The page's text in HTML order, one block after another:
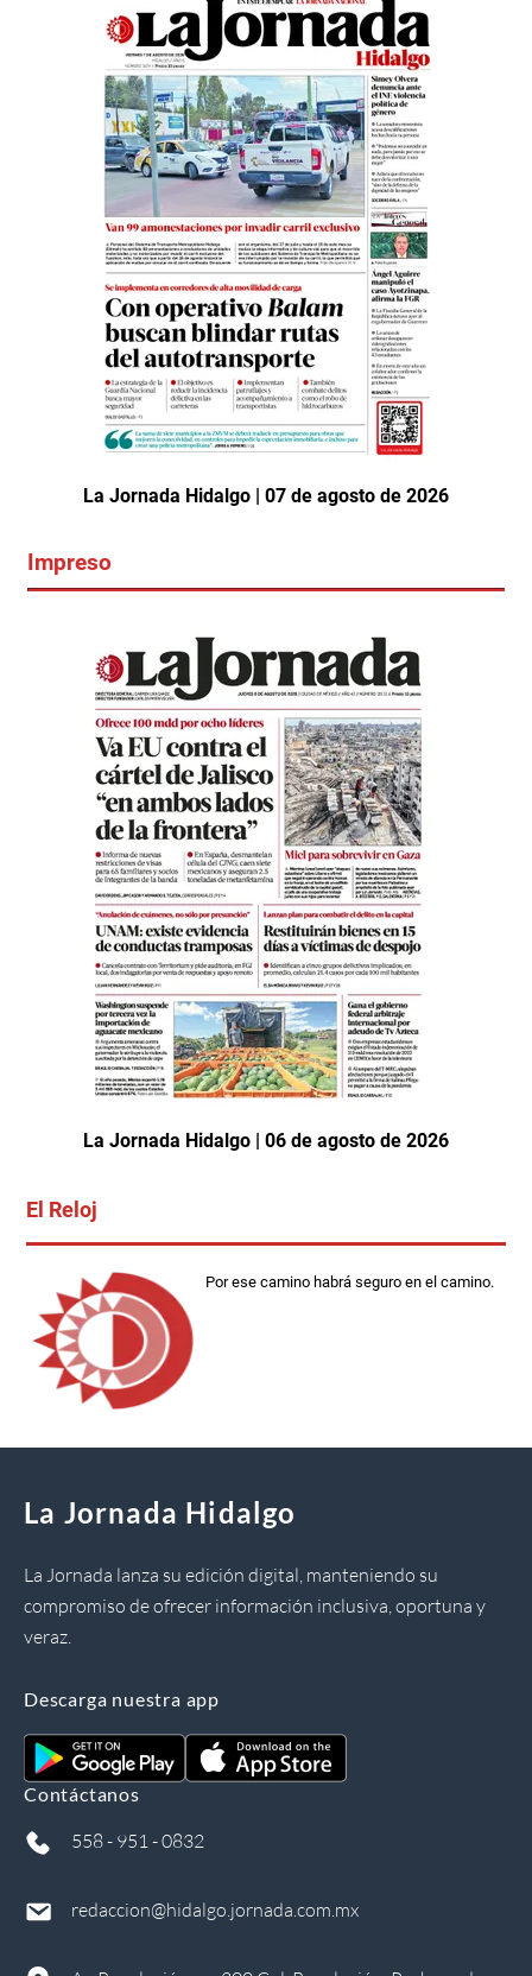
La Jornada Hidalgo | 07 de agosto de 2026
Impreso
La Jornada Hidalgo | 06 de agosto de 2026
El Reloj
Por ese camino habrá seguro en el camino.
La Jornada Hidalgo
La Jornada lanza su edición digital, manteniendo su
compromiso de ofrecer información inclusiva, oportuna y
veraz.
Descarga nuestra app
Contáctanos
558 - 951 - 0832
redaccion@hidalgo.jornada.com.mx